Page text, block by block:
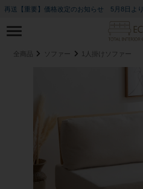
再送【重要】価格改定のお知らせ 5月8日より
全商品 ソファー 1人掛けソファー